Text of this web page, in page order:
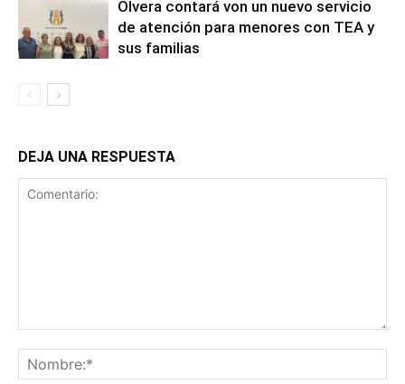
Olvera contará von un nuevo servicio
de atención para menores con TEA y
sus familias
DEJA UNA RESPUESTA